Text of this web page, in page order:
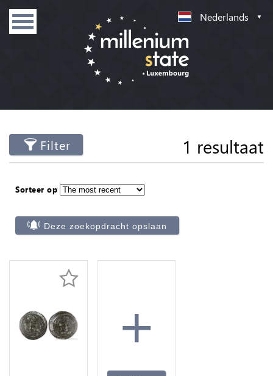
Nederlands
Filter 1 resultaat
Sorteer op
Deze zoekopdracht opslaan
+